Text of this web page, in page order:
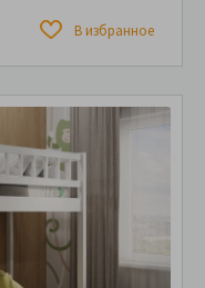
В избранное